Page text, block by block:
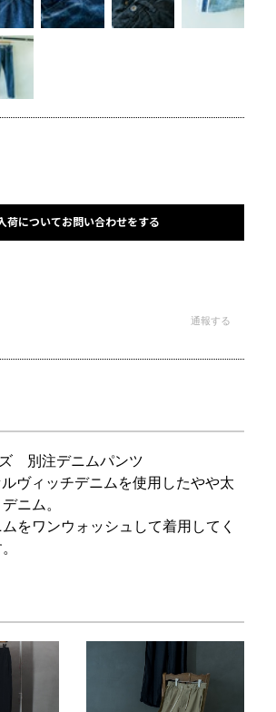
荷についてお問い合わせをする
通報する
別注デニムパンツ
ヴィッチデニムを使用したやや太
ニム。
をワンウォッシュして着用してく